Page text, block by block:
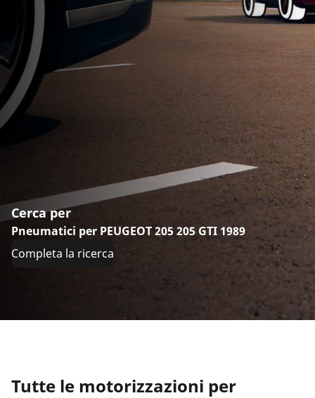
Cerca per
Pneumatici per PEUGEOT 205 205 GTI 1989
Completa la ricerca
Tutte le motorizzazioni per